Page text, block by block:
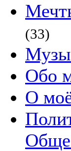
(33)
Обо
О